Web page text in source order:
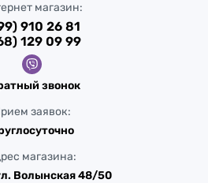
магазин:
910 26 81
129 09 99
звонок
заявок:
магазина:
Волынская 48/50